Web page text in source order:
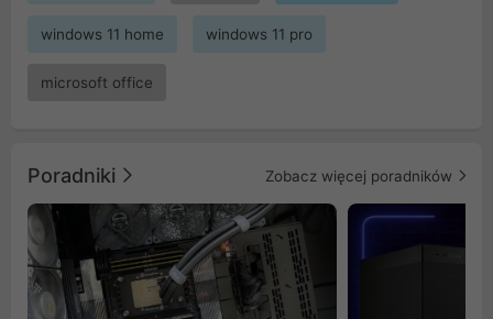
windows 11 home windows 11 pro
microsoft office
Poradniki Zobacz więcej poradników